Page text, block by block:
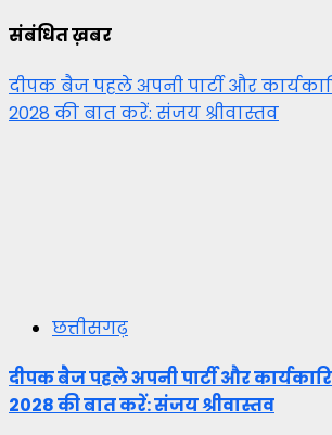
संबंधित ख़बर
दीपक बैज पहले अपनी पार्टी और
2028 की बात करें: संजय श्रीवास्तव
छत्तीसगढ़
दीपक बैज पहले अपनी पार्टी और
2028 की बात करें: संजय श्रीवास्तव